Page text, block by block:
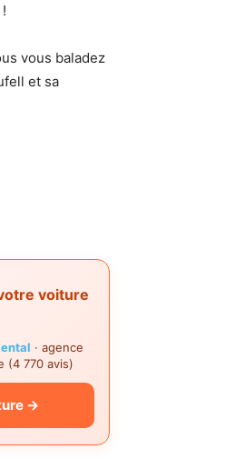
vous baladez
et sa
voiture
· agence
(4 770 avis)
→